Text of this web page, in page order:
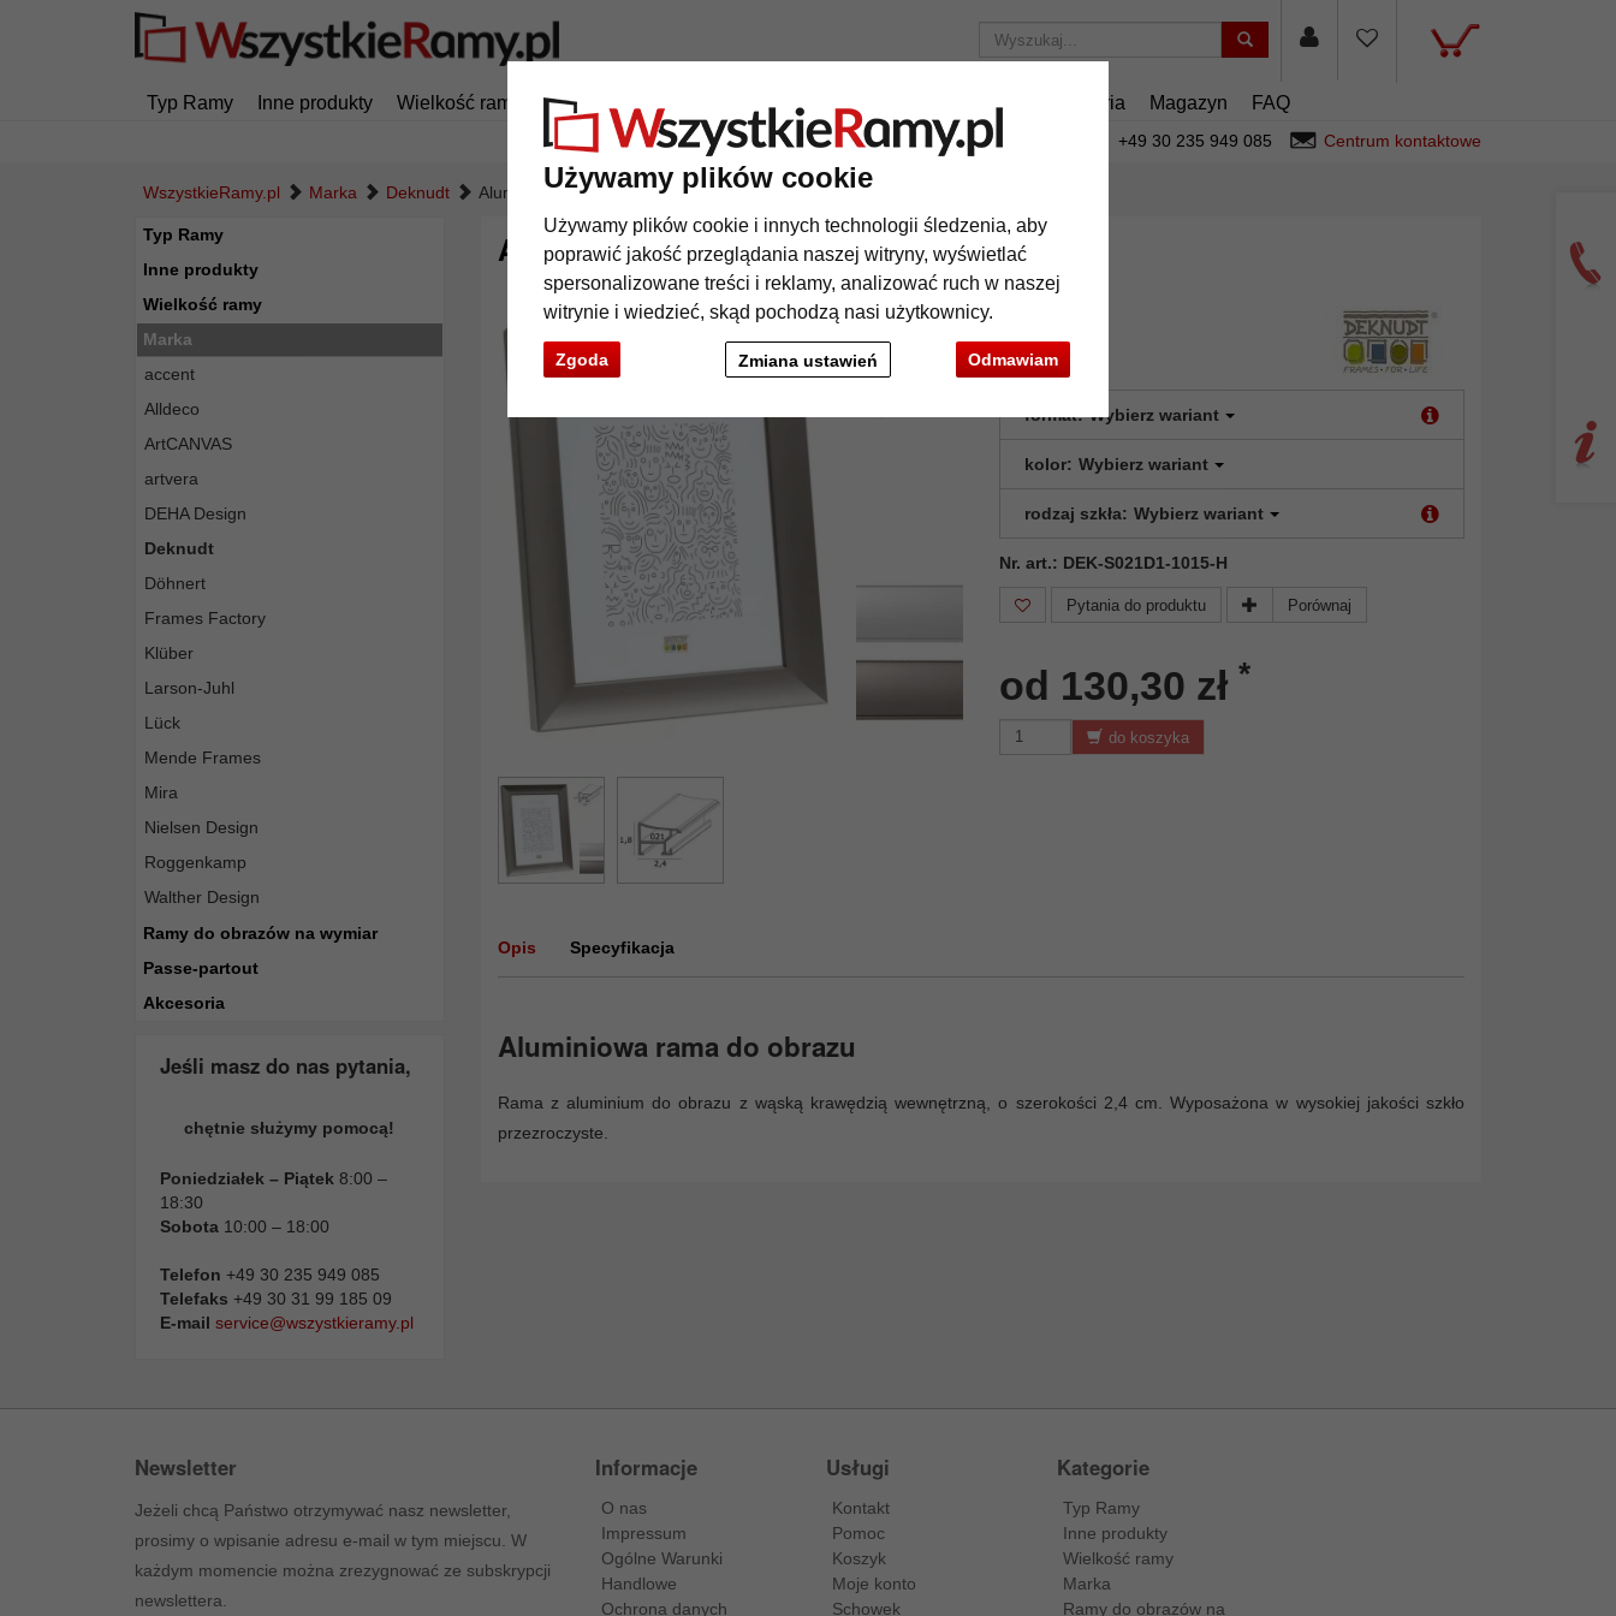
Używamy plików cookie
Używamy plików cookie i innych technologii śledzenia, aby
poprawić jakość przeglądania naszej witryny, wyświetlać
spersonalizowane treści i reklamy, analizować ruch w naszej
witrynie i wiedzieć, skąd pochodzą nasi użytkownicy.
Zgoda Odmawiam
Zmiana ustawień
Typ Ramy Inne produkty Wielkość ramy Marka Ramy do obrazów na wymiar Passe-partout Akcesoria Magazyn FAQ
Tylko 25,95 złza wysyłkę. +49 30 235 949 085 Centrum kontaktowe
WszystkieRamy.pl Marka Deknudt Aluminiowa rama do obrazu Jade
Typ Ramy
Inne produkty
Wielkość ramy
Marka
accent
Alldeco
ArtCANVAS
artvera
DEHA Design
Deknudt
Döhnert
Frames Factory
Klüber
Larson-Juhl
Lück
Mende Frames
Mira
Nielsen Design
Roggenkamp
Walther Design
Ramy do obrazów na wymiar
Passe-partout
Akcesoria
Jeśli masz do nas pytania,
chętnie służymy pomocą!
Poniedziałek – Piątek 8:00 –
18:30
Sobota 10:00 – 18:00
Telefon +49 30 235 949 085
Telefaks +49 30 31 99 185 09
E-mail service@wszystkieramy.pl
Aluminiowa rama do obrazu Jade
format: Wybierz wariant
kolor: Wybierz wariant
rodzaj szkła: Wybierz wariant
Nr. art.: DEK-S021D1-1015-H
Pytania do produktu Porównaj
od 130,30 zł *
do koszyka
Opis Specyfikacja
Aluminiowa rama do obrazu
Rama z aluminium do obrazu z wąską krawędzią wewnętrzną, o szerokości 2,4 cm. Wyposażona w wysokiej jakości szkło
przezroczyste.
Newsletter
Jeżeli chcą Państwo otrzymywać nasz newsletter,
prosimy o wpisanie adresu e-mail w tym miejscu. W
każdym momencie można zrezygnować ze subskrypcji
newslettera.
Informacje
O nas
Impressum
Ogólne Warunki
Handlowe
Ochrona danych
Usługi
Kontakt
Pomoc
Koszyk
Moje konto
Schowek
Kategorie
Typ Ramy
Inne produkty
Wielkość ramy
Marka
Ramy do obrazów na